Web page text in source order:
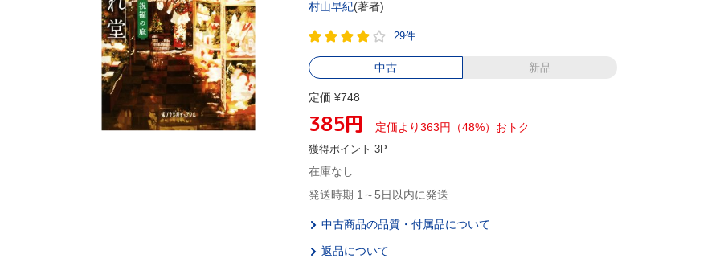
村山早紀(著者)
29件
中古 新品
定価 ¥748
385円 定価より363円（48%）おトク
獲得ポイント 3P
在庫なし
発送時期 1～5日以内に発送
中古商品の品質・付属品について
返品について